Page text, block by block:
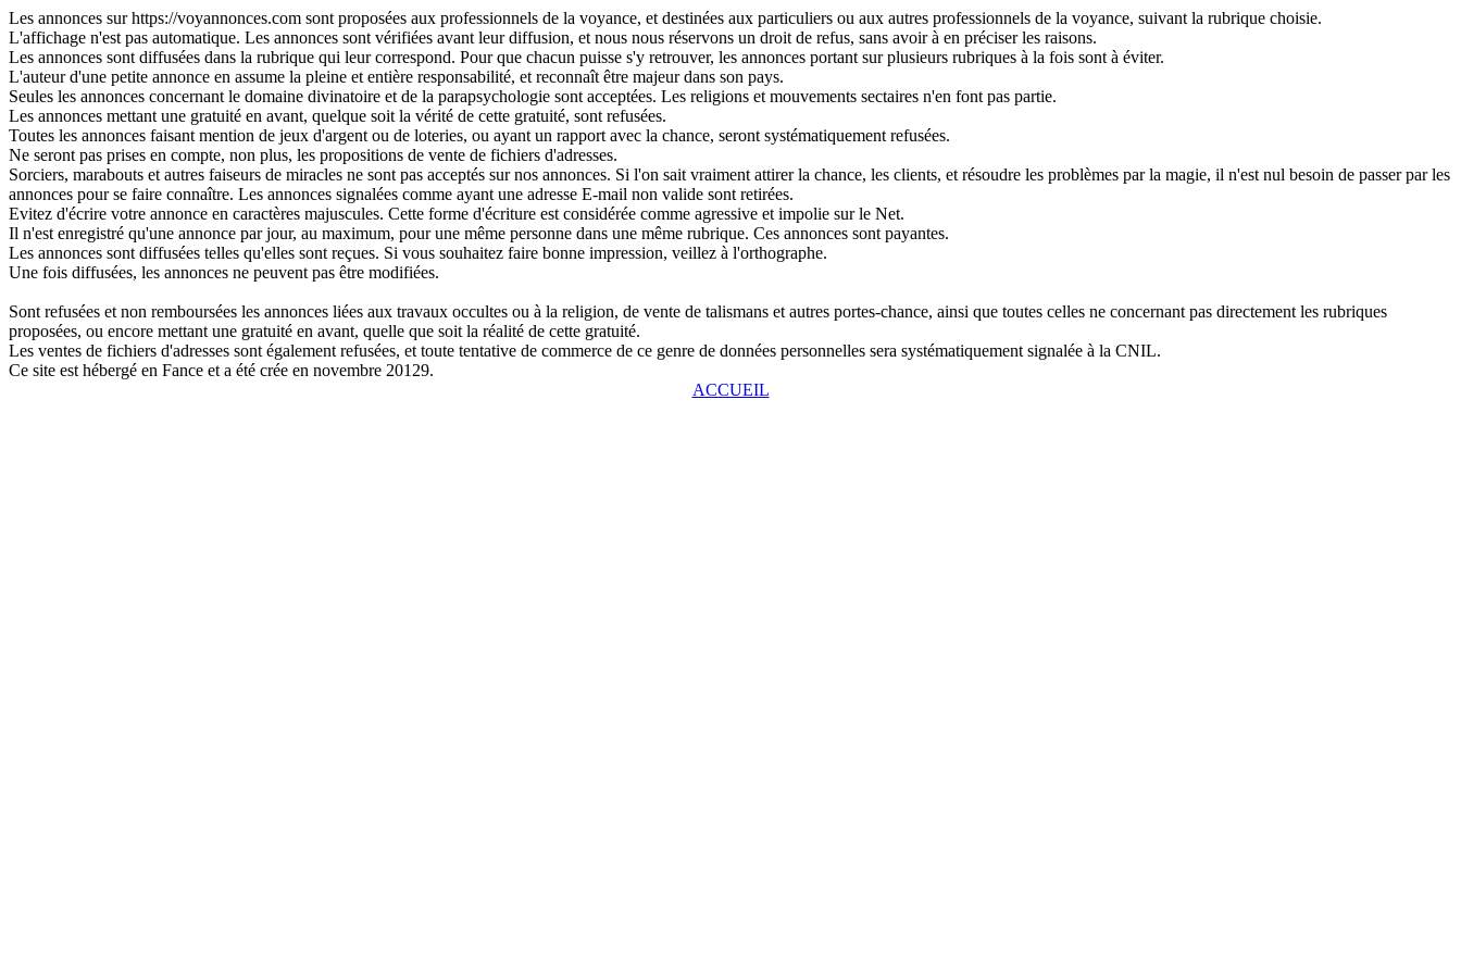
Les annonces sur https://voyannonces.com sont proposées aux professionnels de la voyance, et destinées aux particuliers ou aux autres professionnels de la voyance, suivant la rubrique choisie.
L'affichage n'est pas automatique. Les annonces sont vérifiées avant leur diffusion, et nous nous réservons un droit de refus, sans avoir à en préciser les raisons.
Les annonces sont diffusées dans la rubrique qui leur correspond. Pour que chacun puisse s'y retrouver, les annonces portant sur plusieurs rubriques à la fois sont à éviter.
L'auteur d'une petite annonce en assume la pleine et entière responsabilité, et reconnaît être majeur dans son pays.
Seules les annonces concernant le domaine divinatoire et de la parapsychologie sont acceptées. Les religions et mouvements sectaires n'en font pas partie.
Les annonces mettant une gratuité en avant, quelque soit la vérité de cette gratuité, sont refusées.
Toutes les annonces faisant mention de jeux d'argent ou de loteries, ou ayant un rapport avec la chance, seront systématiquement refusées.
Ne seront pas prises en compte, non plus, les propositions de vente de fichiers d'adresses.
Sorciers, marabouts et autres faiseurs de miracles ne sont pas acceptés sur nos annonces. Si l'on sait vraiment attirer la chance, les clients, et résoudre les problèmes par la magie, il n'est nul besoin de passer par les
annonces pour se faire connaître. Les annonces signalées comme ayant une adresse E-mail non valide sont retirées.
Evitez d'écrire votre annonce en caractères majuscules. Cette forme d'écriture est considérée comme agressive et impolie sur le Net.
Il n'est enregistré qu'une annonce par jour, au maximum, pour une même personne dans une même rubrique. Ces annonces sont payantes.
Les annonces sont diffusées telles qu'elles sont reçues. Si vous souhaitez faire bonne impression, veillez à l'orthographe.
Une fois diffusées, les annonces ne peuvent pas être modifiées.
Sont refusées et non remboursées les annonces liées aux travaux occultes ou à la religion, de vente de talismans et autres portes-chance, ainsi que toutes celles ne concernant pas directement les rubriques
proposées, ou encore mettant une gratuité en avant, quelle que soit la réalité de cette gratuité.
Les ventes de fichiers d'adresses sont également refusées, et toute tentative de commerce de ce genre de données personnelles sera systématiquement signalée à la CNIL.
Ce site est hébergé en Fance et a été crée en novembre 20129.
ACCUEIL